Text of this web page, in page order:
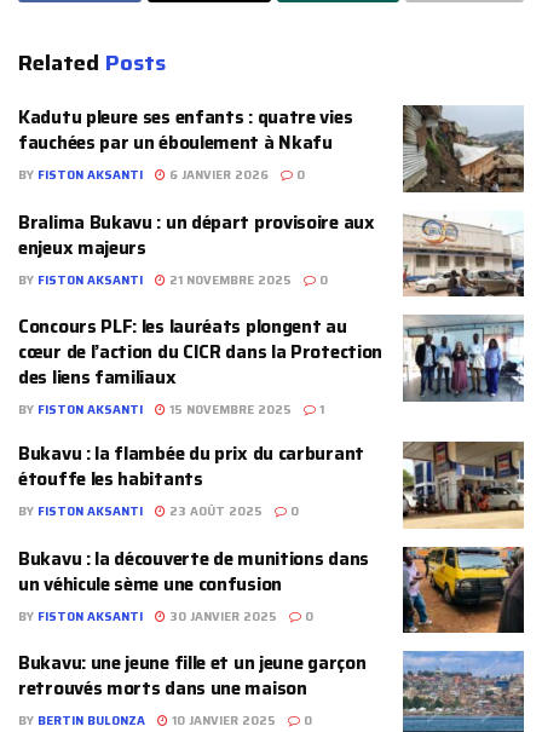
Related Posts
Kadutu pleure ses enfants : quatre vies
fauchées par un éboulement à Nkafu
BY FISTON AKSANTI 6 JANVIER 2026 0
Bralima Bukavu : un départ provisoire aux
enjeux majeurs
BY FISTON AKSANTI 21 NOVEMBRE 2025 0
Concours PLF: les lauréats plongent au
cœur de l’action du CICR dans la Protection
des liens familiaux
BY FISTON AKSANTI 15 NOVEMBRE 2025 1
‎Bukavu : la flambée du prix du carburant
étouffe les habitants
BY FISTON AKSANTI 23 AOÛT 2025 0
Bukavu : la découverte de munitions dans
un véhicule sème une confusion
BY FISTON AKSANTI 30 JANVIER 2025 0
Bukavu: une jeune fille et un jeune garçon
retrouvés morts dans une maison
BY BERTIN BULONZA 10 JANVIER 2025 0